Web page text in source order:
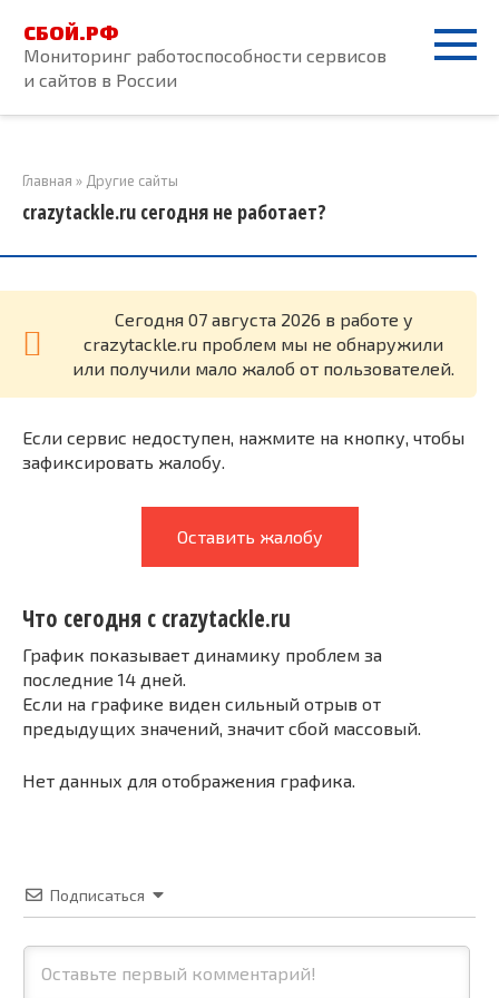
контенту
СБОЙ.РФ
Мониторинг работоспособности сервисов
и сайтов в России
Главная » Другие сайты
crazytackle.ru сегодня не работает?
Cегодня 07 августа 2026 в работе у
crazytackle.ru проблем мы не обнаружили
или получили мало жалоб от пользователей.
Если сервис недоступен, нажмите на кнопку, чтобы
зафиксировать жалобу.
Оставить жалобу
Что сегодня с crazytackle.ru
График показывает динамику проблем за
последние 14 дней.
Если на графике виден сильный отрыв от
предыдущих значений, значит сбой массовый.
Нет данных для отображения графика.
Подписаться